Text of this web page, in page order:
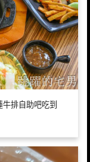
排自助吧吃到